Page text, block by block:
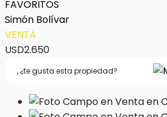
FAVORITOS
Simón Bolívar
VENTA
USD2.650
, ¿te gusta esta propiedad?